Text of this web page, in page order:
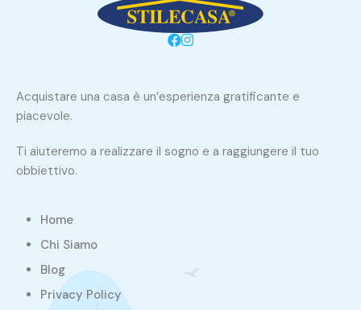
Acquistare una casa è un’esperienza gratificante e
piacevole.
Ti aiuteremo a realizzare il sogno e a raggiungere il tuo
obbiettivo.
Home
Chi Siamo
Blog
Privacy Policy